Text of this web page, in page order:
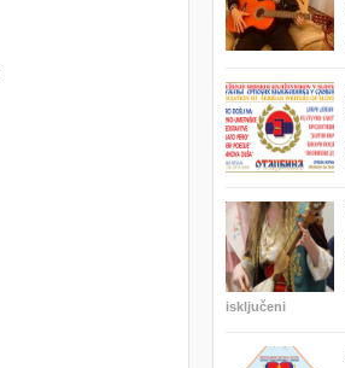
isključeni